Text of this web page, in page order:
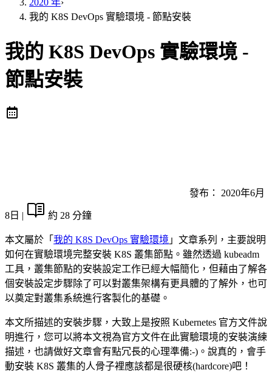
2020 年›
我的 K8S DevOps 實驗環境 - 節點安裝
我的 K8S DevOps 實驗環境 -
節點安裝
發布： 2020年6月
8日 | 約 28 分鐘
本文屬於「 我的 K8S DevOps 實驗環境 」文章系列，主要說明
如何在實驗環境完整安裝 K8S 叢集節點。雖然透過 kubeadm
工具，叢集節點的安裝設定工作已經大幅簡化，但藉由了解各
個安裝設定步驟除了可以對叢集架構有更具體的了解外，也可
以奠定對叢集系統進行客製化的基礎。
本文所描述的安裝步驟，大致上是按照 Kubernetes 官方文件說
明進行，您可以將本文視為官方文件在此實驗環境的安裝演練
描述，也請做好文章會有點冗長的心理準備:-)。說真的，會手
動安裝 K8S 叢集的人骨子裡應該都是很硬核(hardcore)吧！